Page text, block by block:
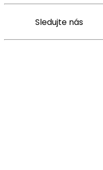
Sledujte nás